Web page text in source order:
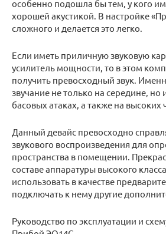
особенно подошла бы тем, у кого
хорошей акустикой. В настройке
сложного и делается это легко.
Если иметь приличную звуковую
усилитель мощности, то в этом
получить превосходный звук.
звучание не только на середине, но
басовых атаках, а также на высоких
Данный девайс превосходно
звукового воспроизведения для
пространства в помещении.
составе аппаратуры высокого
использовать в качестве
подключать к нему другие
Руководство по эксплуатации и